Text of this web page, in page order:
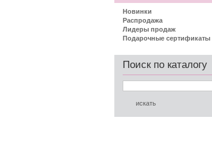
Новинки
Распродажа
Лидеры продаж
Подарочные сертификаты
Поиск по каталогу